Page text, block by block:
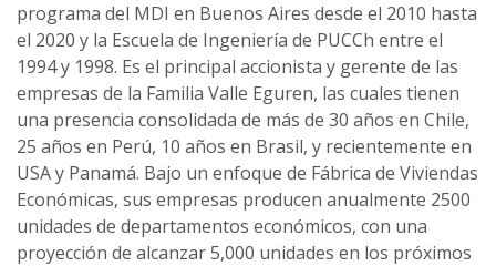
programa del MDI en Buenos Aires desde el 2010 hasta
el 2020 y la Escuela de Ingeniería de PUCCh entre el
1994 y 1998. Es el principal accionista y gerente de las
empresas de la Familia Valle Eguren, las cuales tienen
una presencia consolidada de más de 30 años en Chile,
25 años en Perú, 10 años en Brasil, y recientemente en
USA y Panamá. Bajo un enfoque de Fábrica de Viviendas
Económicas, sus empresas producen anualmente 2500
unidades de departamentos económicos, con una
proyección de alcanzar 5,000 unidades en los próximos